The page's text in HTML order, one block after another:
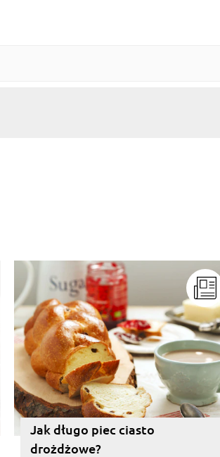
Jak długo piec ciasto
drożdżowe?